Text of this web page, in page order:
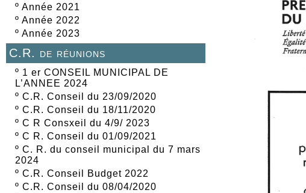
º Année 2021
º Année 2022
º Année 2023
C.R. de réunions
º 1 er CONSEIL MUNICIPAL DE
L’ANNEE 2024
º C.R. Conseil du 23/09/2020
º C.R. Conseil du 18/11/2020
º C R Consxeil du 4/9/ 2023
º C R. Conseil du 01/09/2021
º C. R. du conseil municipal du 7 mars
2024
º C.R. Conseil Budget 2022
º C.R. Conseil du 08/04/2020